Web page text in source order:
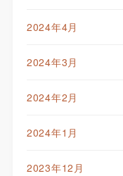
2024年4月
2024年3月
2024年2月
2024年1月
2023年12月